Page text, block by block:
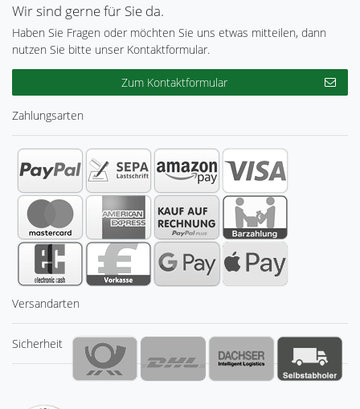
Wir sind gerne für Sie da.
Haben Sie Fragen oder möchten Sie uns etwas mitteilen, dann
nutzen Sie bitte unser Kontaktformular.
Zum Kontaktformular
Zahlungsarten
Versandarten
Sicherheit